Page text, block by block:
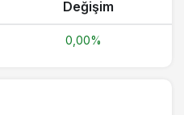
Değişim
0,00%